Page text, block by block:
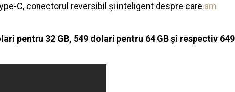
C, conectorul reversibil și inteligent despre care am
pentru 32 GB, 549 dolari pentru 64 GB și respectiv 649